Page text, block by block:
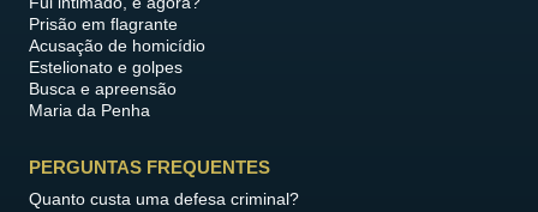
Prisão em flagrante
Acusação de homicídio
Estelionato e golpes
Busca e apreensão
Maria da Penha
PERGUNTAS FREQUENTES
Quanto custa uma defesa criminal?